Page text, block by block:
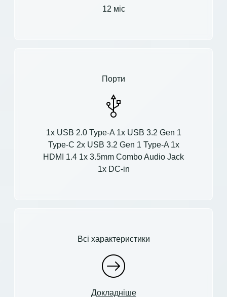
12 міс
Порти
1x USB 2.0 Type-A 1x USB 3.2 Gen 1
Type-C 2x USB 3.2 Gen 1 Type-A 1x
HDMI 1.4 1x 3.5mm Combo Audio Jack
1x DC-in
Всі характеристики
Докладніше